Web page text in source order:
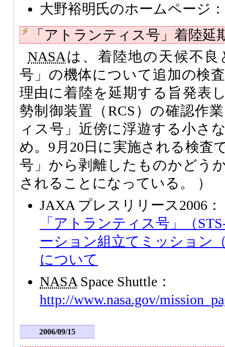
大野裕明氏のホームページ
「アトランティス号」着陸延
NASAは、着陸地の天候不
号」の機体について追加の検
理由に着陸を延期する旨発表
勢制御装置（RCS）の確認作
ィス号」近傍に浮遊する小さ
め。9月20日に実施される検査
号」から剥離したものかどう
されることになっている。 ）
JAXA プレスリリース2006：
「アトランティス号」（
ーション組立てミッション
について
NASA Space Shuttle：
http://www.nasa.gov/
2006/09/15